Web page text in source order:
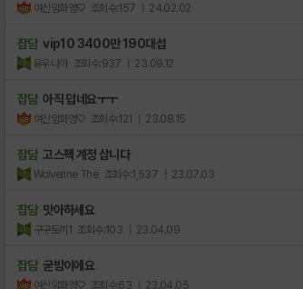
여신임화영♡ 조회수:157 | 24.02.02
잡담 vip10 3400만 190대섭
유우나아 조회수:937 | 23.09.12
잡담 아직 덥네요ㅜㅜ
여신임화영♡ 조회수:121 | 23.08.15
잡담 고스펙 계정 삽니다
Wolverine The 조회수:1,537 | 23.07.03
잡담 맛아하세요
구구토끼1 조회수:103 | 23.04.09
잡담 굳밤이에요
여신임화영♡ 조회수:63 | 23.04.05